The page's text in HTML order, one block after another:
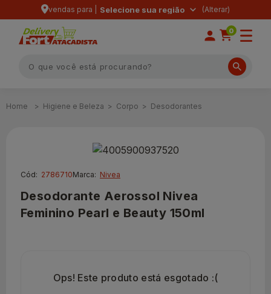
vendas para | Selecione sua região
0
Higiene e Beleza Corpo Desodorantes
Cód: 2786710Marca: Nivea
Desodorante Aerossol Nivea
Feminino Pearl e Beauty 150ml
Ops! Este produto está esgotado :(